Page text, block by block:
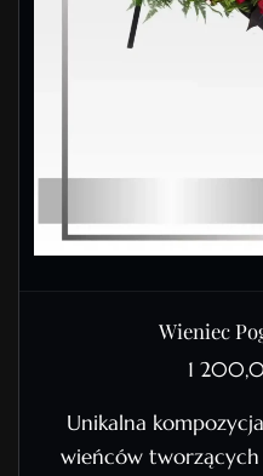
Wieniec
1
Unikalna
wieńców